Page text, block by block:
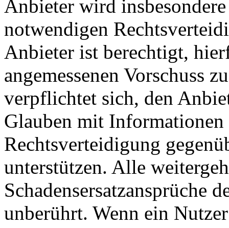
Anbieter wird
notwendigen
Anbieter ist berechtigt,
angemessenen Vorschuss
verpflichtet sich, den
Glauben mit
Rechtsverteidigung
unterstützen. Alle
Schadensersatzansprüche
unberührt. Wenn ein